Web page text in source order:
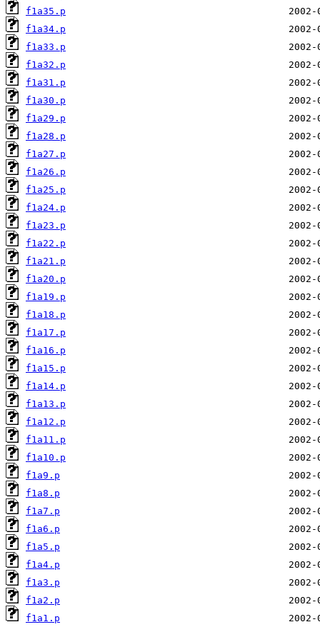
f1a35.p
f1a34.p
f1a33.p
f1a32.p
f1a31.p
f1a30.p
f1a29.p
f1a28.p
f1a27.p
f1a26.p
f1a25.p
f1a24.p
f1a23.p
f1a22.p
f1a21.p
f1a20.p
f1a19.p
f1a18.p
f1a17.p
f1a16.p
f1a15.p
f1a14.p
f1a13.p
f1a12.p
f1a11.p
f1a10.p
f1a9.p
f1a8.p
f1a7.p
f1a6.p
f1a5.p
f1a4.p
f1a3.p
f1a2.p
f1a1.p